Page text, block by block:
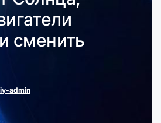
сменить
admin